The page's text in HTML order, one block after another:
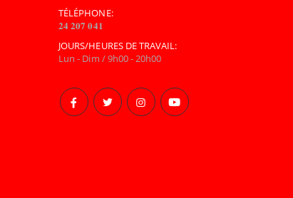
TÉLÉPHONE:
𝟐𝟒 𝟐𝟎𝟕 𝟎𝟒𝟏
JOURS/HEURES DE TRAVAIL:
Lun - Dim / 9h00 - 20h00